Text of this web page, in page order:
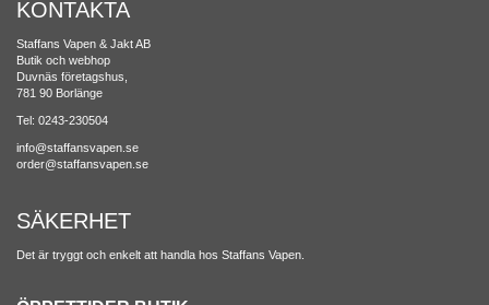
KONTAKTA
Staffans Vapen & Jakt AB
Butik och webhop
Duvnäs företagshus,
781 90 Borlänge
Tel: 0243-230504
info@staffansvapen.se
order@staffansvapen.se
SÄKERHET
Det är tryggt och enkelt att handla hos Staffans Vapen.